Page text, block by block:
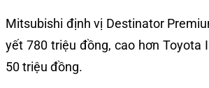
Mitsubishi định vị Destinator
yết 780 triệu đồng, cao hơn Toyota
50 triệu đồng.